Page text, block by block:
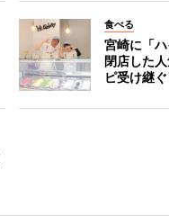
食べる
宮崎に「
閉店した
ピ受け継ぐ